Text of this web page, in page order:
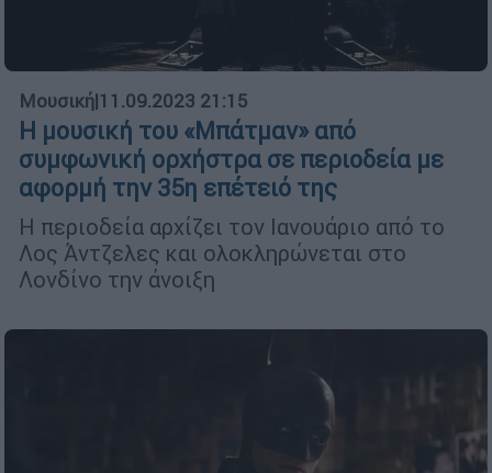
Μουσική|11.09.2023 21:15
Η μουσική του «Μπάτμαν» από
συμφωνική ορχήστρα σε περιοδεία με
αφορμή την 35η επέτειό της
Η περιοδεία αρχίζει τον Ιανουάριο από το
Λος Άντζελες και ολοκληρώνεται στο
Λονδίνο την άνοιξη